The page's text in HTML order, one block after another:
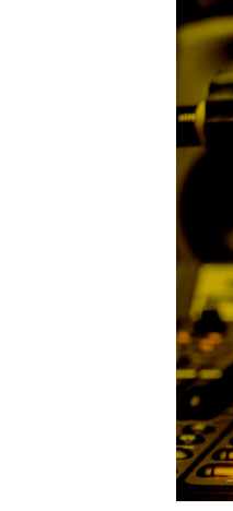
КРЫМ.НЕПОКОРЕННЫЙ
УКРАИНСКАЯ ПРОБЛЕМА